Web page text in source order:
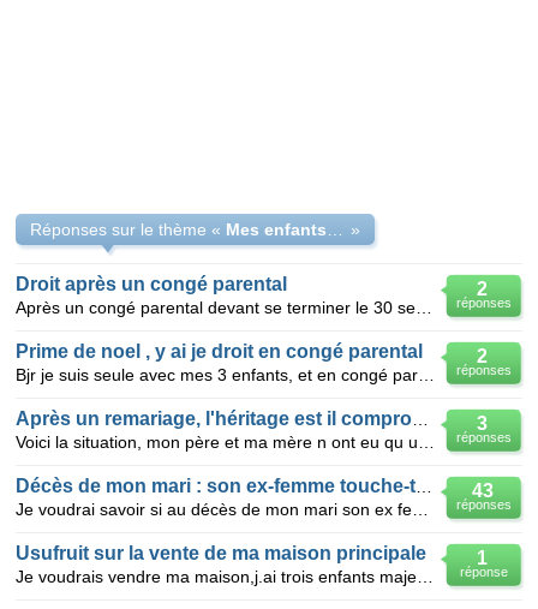
Réponses sur le thème « »
2
réponses
Droit après un congé parental
2
réponses
Prime de noel , y ai je droit en congé parental
3
réponses
43
réponses
1
réponse
Usufruit sur la vente de ma maison principale